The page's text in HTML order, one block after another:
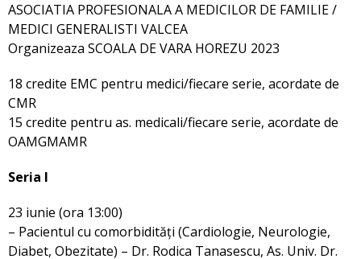
ASOCIATIA PROFESIONALA A MEDICILOR DE FAMILIE /
MEDICI GENERALISTI VALCEA
Organizeaza SCOALA DE VARA HOREZU 2023
18 credite EMC pentru medici/fiecare serie, acordate de
CMR
15 credite pentru as. medicali/fiecare serie, acordate de
OAMGMAMR
Seria I
23 iunie (ora 13:00)
– Pacientul cu comorbidități (Cardiologie, Neurologie,
Diabet, Obezitate) – Dr. Rodica Tanasescu, As. Univ. Dr.